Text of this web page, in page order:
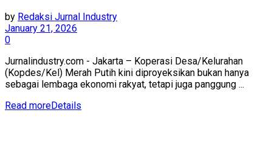
by Redaksi Jurnal Industry
January 21, 2026
0
Jurnalindustry.com - Jakarta – Koperasi Desa/Kelurahan
(Kopdes/Kel) Merah Putih kini diproyeksikan bukan hanya
sebagai lembaga ekonomi rakyat, tetapi juga panggung ...
Read moreDetails